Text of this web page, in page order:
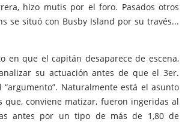
hizo mutis por el foro. Pasados otros
se situó con Busby Island por su través...
en que el capitán desaparece de escena,
su actuación antes de que el 3er.
Naturalmente está el asunto
que, conviene matizar, fueron ingeridas al
antes por un tipo de más de 1,80 de